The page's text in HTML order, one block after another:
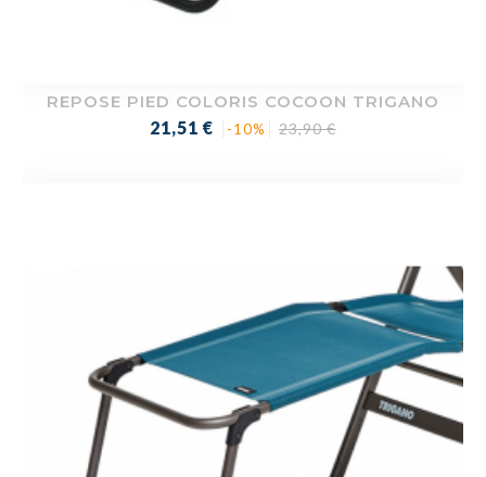
REPOSE PIED COLORIS COCOON TRIGANO
Prix
21,51 € -10%
Prix
23,90 €